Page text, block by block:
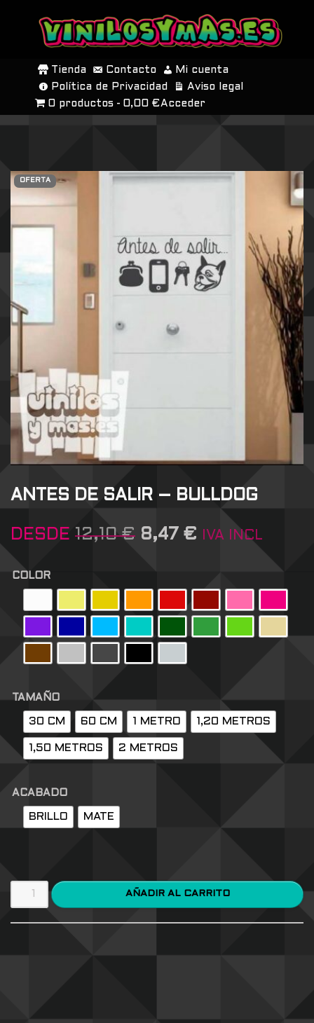
SALTAR
CONTENIDO
Tienda Contacto
Mi cuenta
Política de Privacidad
Aviso legal
0 productos
0,00 € Acceder
OFERTA
ANTES DE SALIR – BULLDOG
DESDE 12,10€ 8,47 € IVA INCL
COLOR
TAMAÑO
30 CM 60 CM 1 METRO 1,20 METROS
1,50 METROS 2 METROS
ACABADO
BRILLO MATE
AÑADIR AL CARRITO